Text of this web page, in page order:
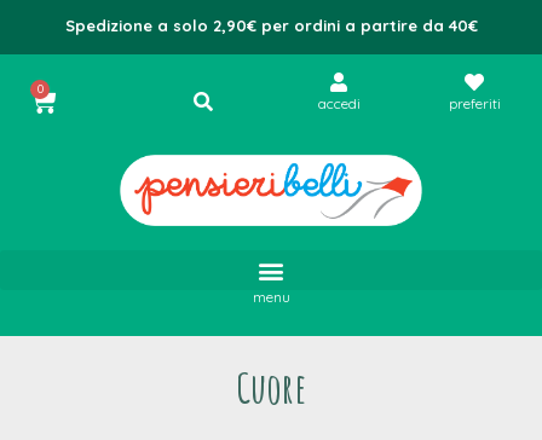
Spedizione a solo 2,90€ per ordini a partire da 40€
0
accedi preferiti
menu
Cuore